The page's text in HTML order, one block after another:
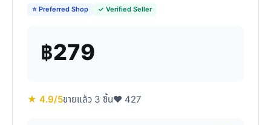
⭐ Preferred Shop ✓ Verified Seller
฿279
★ 4.9/5ขายแล้ว 3 ชิ้น♥ 427